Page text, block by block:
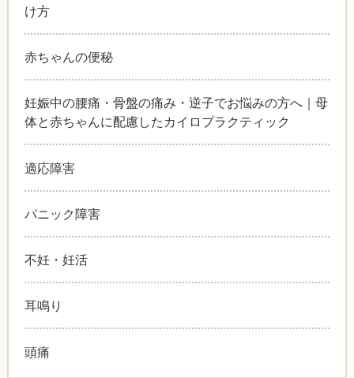
け方
赤ちゃんの便秘
妊娠中の腰痛・骨盤の痛み・逆子でお悩みの方へ｜母
体と赤ちゃんに配慮したカイロプラクティック
適応障害
パニック障害
不妊・妊活
耳鳴り
頭痛